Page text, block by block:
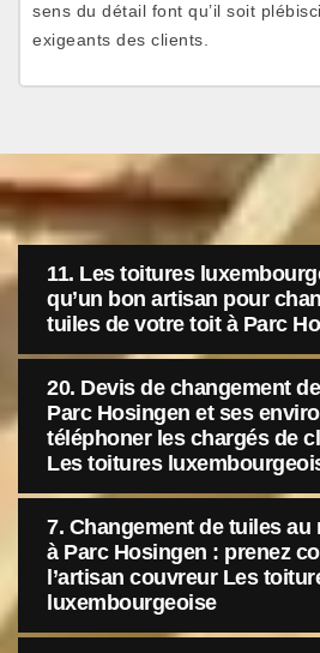
sens du détail font qu’il soit
exigeants des clients.
11. Les toitures
qu’un bon artisan pour
tuiles de votre toit à Parc
20. Devis de changement
Parc Hosingen et ses
téléphoner les chargés de
Les toitures
7. Changement de tuiles au
à Parc Hosingen : prenez
l’artisan couvreur Les
luxembourgeoise